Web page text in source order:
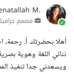
M.
مصمم
أهلا بحضرتك أ.
ثنائي اللغة وهوية
ويسعدني جدا تنفيذ